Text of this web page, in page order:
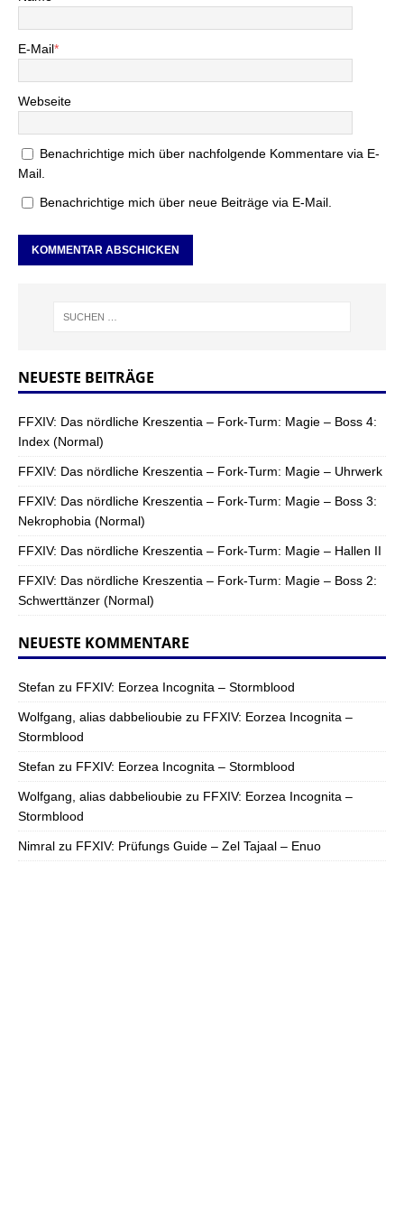
E-Mail*
Webseite
Benachrichtige mich über nachfolgende Kommentare via E-
Mail.
Benachrichtige mich über neue Beiträge via E-Mail.
NEUESTE BEITRÄGE
FFXIV: Das nördliche Kreszentia – Fork-Turm: Magie – Boss 4:
Index (Normal)
FFXIV: Das nördliche Kreszentia – Fork-Turm: Magie – Uhrwerk
FFXIV: Das nördliche Kreszentia – Fork-Turm: Magie – Boss 3:
Nekrophobia (Normal)
FFXIV: Das nördliche Kreszentia – Fork-Turm: Magie – Hallen II
FFXIV: Das nördliche Kreszentia – Fork-Turm: Magie – Boss 2:
Schwerttänzer (Normal)
NEUESTE KOMMENTARE
Stefan zu FFXIV: Eorzea Incognita – Stormblood
Wolfgang, alias dabbelioubie zu FFXIV: Eorzea Incognita –
Stormblood
Stefan zu FFXIV: Eorzea Incognita – Stormblood
Wolfgang, alias dabbelioubie zu FFXIV: Eorzea Incognita –
Stormblood
Nimral zu FFXIV: Prüfungs Guide – Zel Tajaal – Enuo